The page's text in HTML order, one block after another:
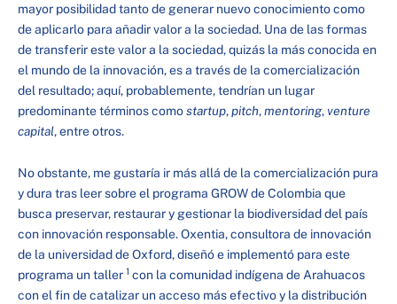
mayor posibilidad tanto de generar nuevo conocimiento como
de aplicarlo para añadir valor a la sociedad. Una de las formas
de transferir este valor a la sociedad, quizás la más conocida en
el mundo de la innovación, es a través de la comercialización
del resultado; aquí, probablemente, tendrían un lugar
predominante términos comostartup,pitch,mentoring, venture
capital, entre otros.
No obstante, me gustaría ir más allá de la comercialización pura
y dura tras leer sobre el programa GROW de Colombia que
busca preservar, restaurar y gestionar la biodiversidad del país
con innovación responsable. Oxentia, consultora de innovación
de la universidad de Oxford, diseñó e implementó para este
programa un taller 1 con la comunidad indígena de Arahuacos
con el fin de catalizar un acceso más efectivo y la distribución